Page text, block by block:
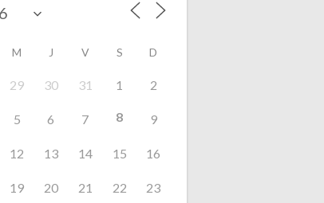
M J V S D
29 30 31 1 2
5 6 7 8 9
12 13 14 15 16
19 20 21 22 23